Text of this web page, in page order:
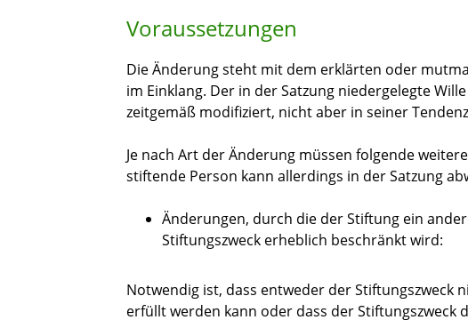
Voraussetzungen
Die Änderung steht mit dem erklärten oder
im Einklang. Der in der Satzung niedergelegte
zeitgemäß modifiziert, nicht aber in seiner
Je nach Art der Änderung müssen folgende
stiftende Person kann allerdings in der Satzung
Änderungen, durch die der Stiftung ein
Stiftungszweck erheblich beschränkt wird:
Notwendig ist, dass entweder der Stiftungszweck
erfüllt werden kann oder dass der Stiftungszweck